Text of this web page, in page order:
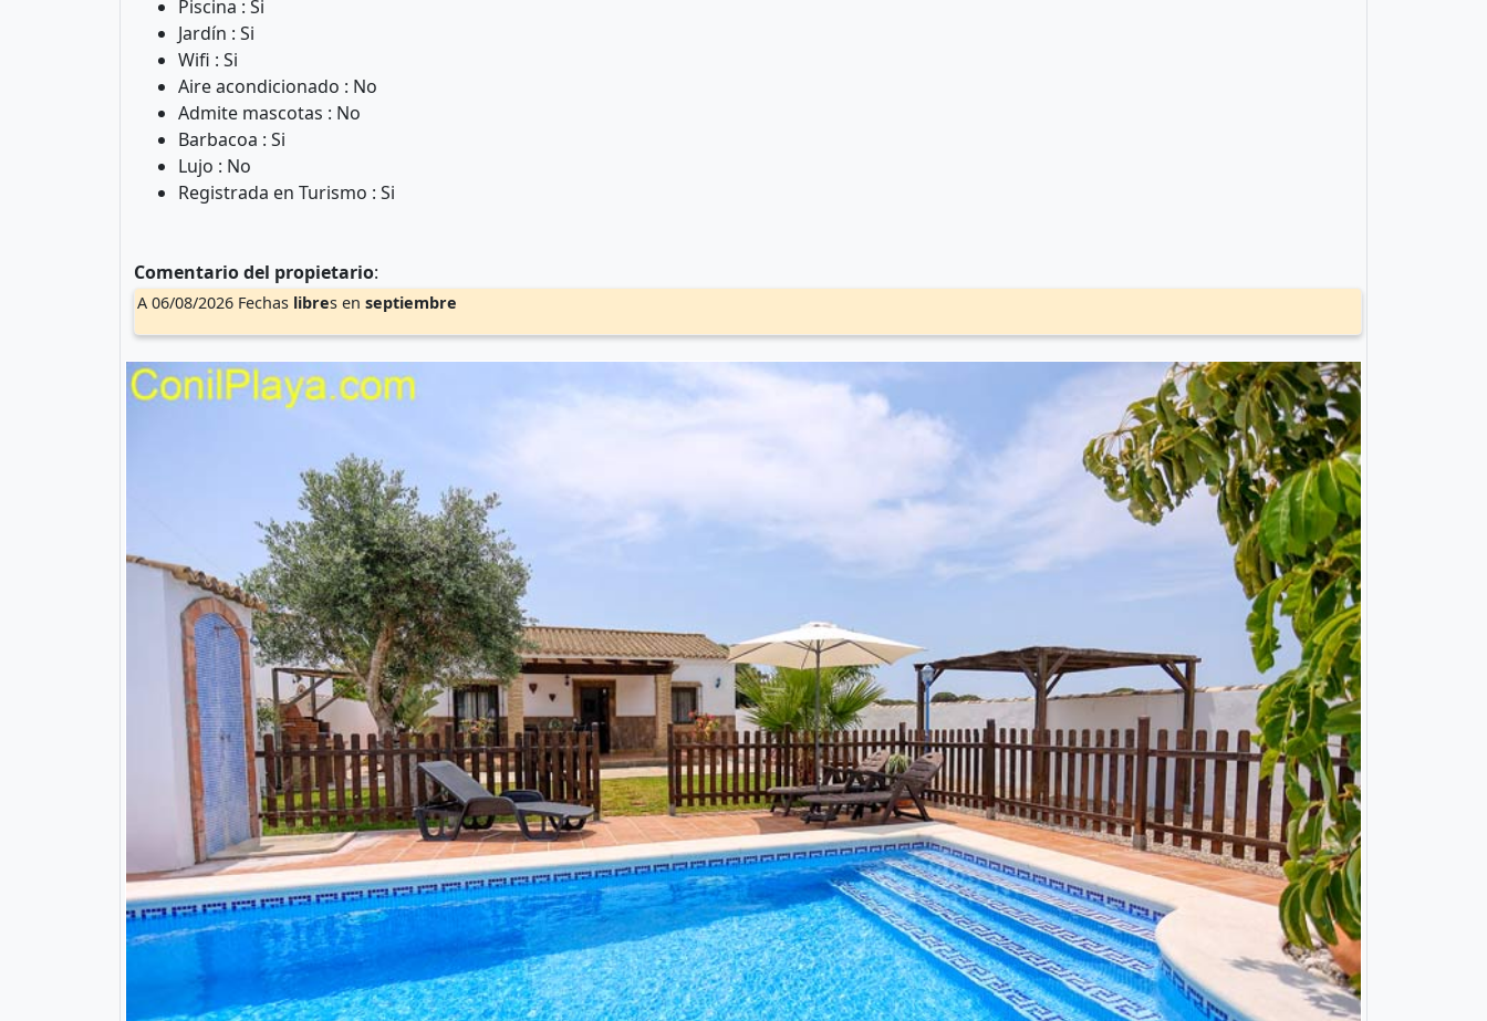
Piscina : Si
Jardín : Si
Wifi : Si
Aire acondicionado : No
Admite mascotas : No
Barbacoa : Si
Lujo : No
Registrada en Turismo : Si
Comentario del propietario:
A 06/08/2026 Fechas libres enseptiembre